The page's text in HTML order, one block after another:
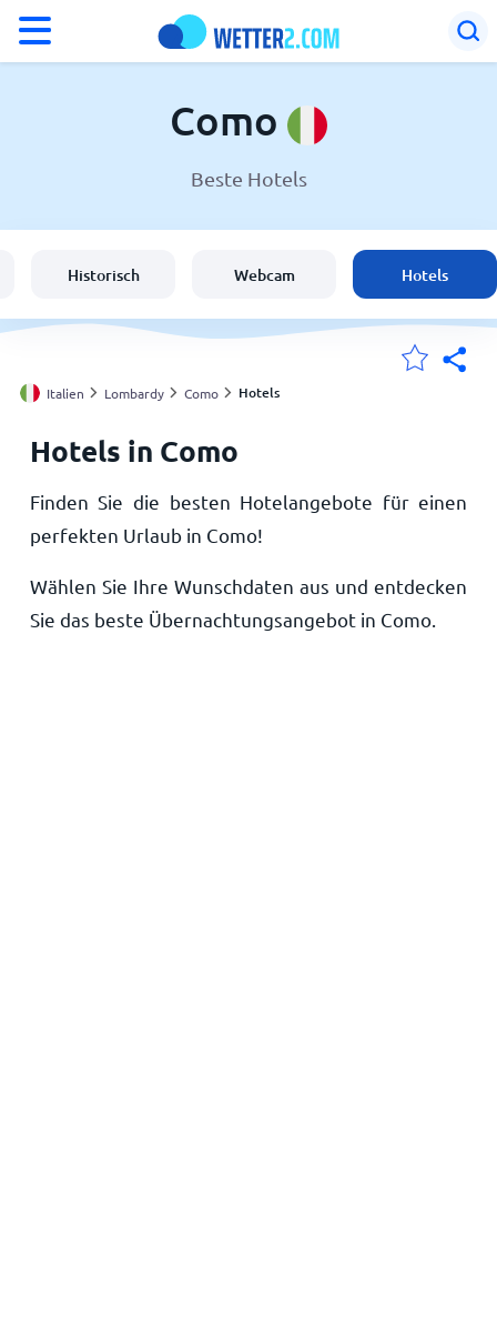
Schweiz
Deutschland
Meine Standorte
Startseite
Como
Beste Hotels
Historisch Webcam Hotels
Italien Lombardy Como Hotels
Hotels in Como
Finden Sie die besten Hotelangebote für einen
perfekten Urlaub in Como!
Wählen Sie Ihre Wunschdaten aus und entdecken
Sie das beste Übernachtungsangebot in Como.